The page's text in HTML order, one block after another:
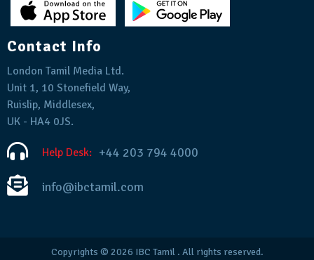
Contact Info
London Tamil Media Ltd.
Unit 1, 10 Stonefield Way,
Ruislip, Middlesex,
UK - HA4 0JS.
Help Desk: +44 203 794 4000
info@ibctamil.com
Copyrights © 2026 IBC Tamil. All rights reserved.